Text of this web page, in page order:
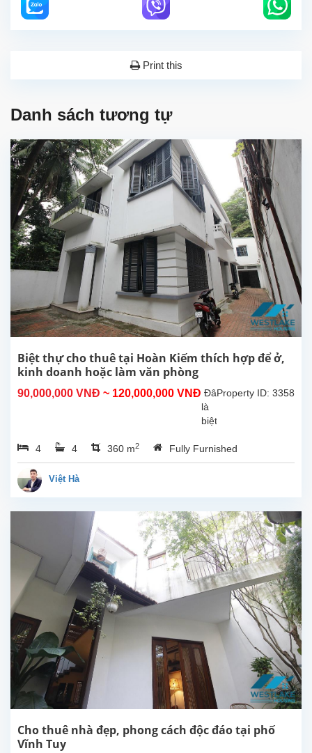
Print this
Danh sách tương tự
Biệt thự cho thuê tại Hoàn Kiếm thích hợp để ở,
kinh doanh hoặc làm văn phòng
90,000,000 VNĐ ~ 120,000,000 VNĐ Property ID: 3358
Đây
là
biệt
đẹp
với
điển
cho
thuê
tại
Quận
Hoàn
nhà
có
vị
trí
đẹp
nhà
4 4 360 m2 Fully Furnished
Việt Hà
Cho thuê nhà đẹp, phong cách độc đáo tại phố
Vĩnh Tuy